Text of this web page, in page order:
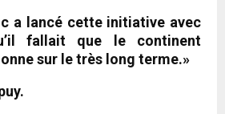
a lancé cette initiative avec
fallait que le continent
sur le très long terme.»